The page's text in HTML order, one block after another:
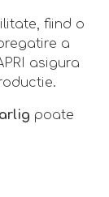
fiind o
a
asigura
poate